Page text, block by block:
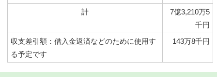
計
7億3,210万5
千円
収支差引額：借入金返済などのために使用す
る予定です
143万8千円